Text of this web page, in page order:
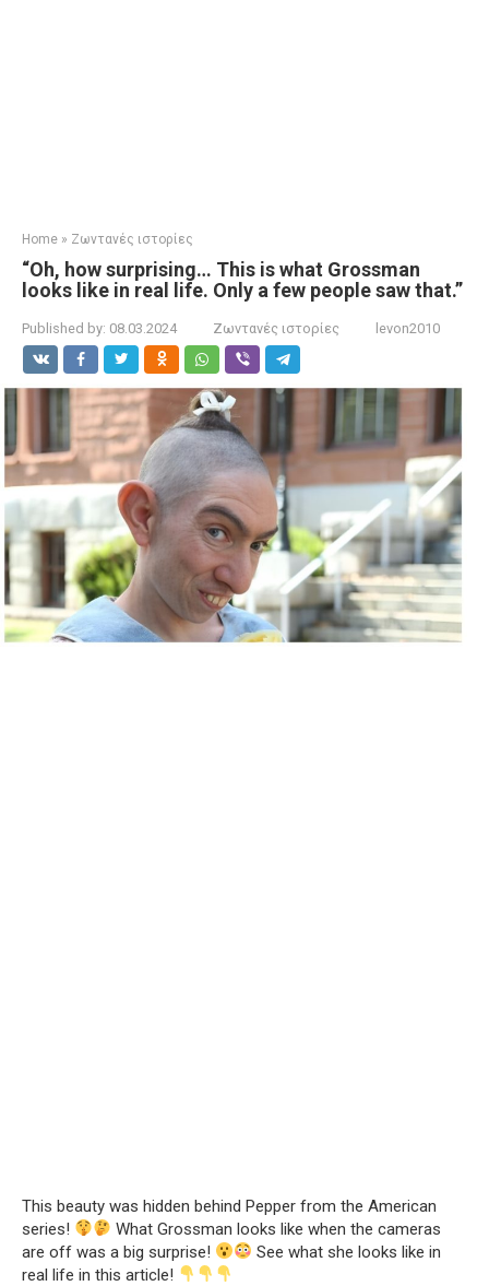
Home » Ζωντανές ιστορίες
“Oh, how surprising… This is what Grossman
looks like in real life. Only a few people saw that.”
Published by: 08.03.2024 Ζωντανές ιστορίες levon2010
This beauty was hidden behind Pepper from the American
series!
What Grossman looks like when the cameras
are off was a big surprise!
See what she looks like in
real life in this article!